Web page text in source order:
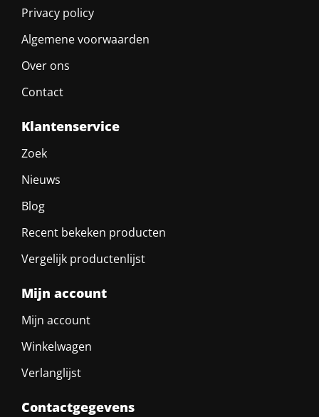
Privacy policy
Algemene voorwaarden
Over ons
Contact
Klantenservice
Zoek
Nieuws
Blog
Recent bekeken producten
Vergelijk productenlijst
Mijn account
Mijn account
Winkelwagen
Verlanglijst
Contactgegevens